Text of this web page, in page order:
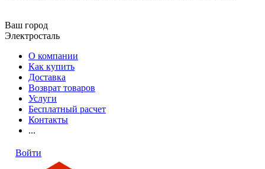
Ваш город
Электросталь
О компании
Как купить
Доставка
Возврат товаров
Услуги
Бесплатный расчет
Контакты
...
Войти